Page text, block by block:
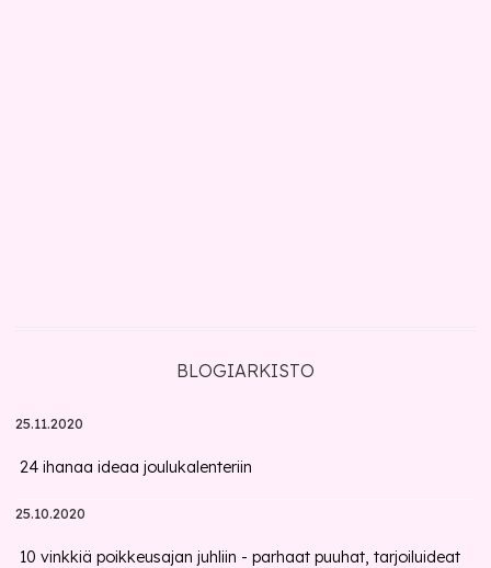
BLOGIARKISTO
25.11.2020
24 ihanaa ideaa joulukalenteriin
25.10.2020
10 vinkkiä poikkeusajan juhliin - parhaat puuhat, tarjoiluideat